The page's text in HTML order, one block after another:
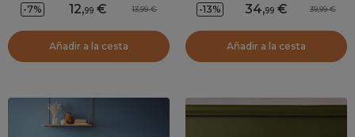
-7% 12,99 13,99
Añadir a la cesta
-13% 34,99 39,99
Añadir a la cesta